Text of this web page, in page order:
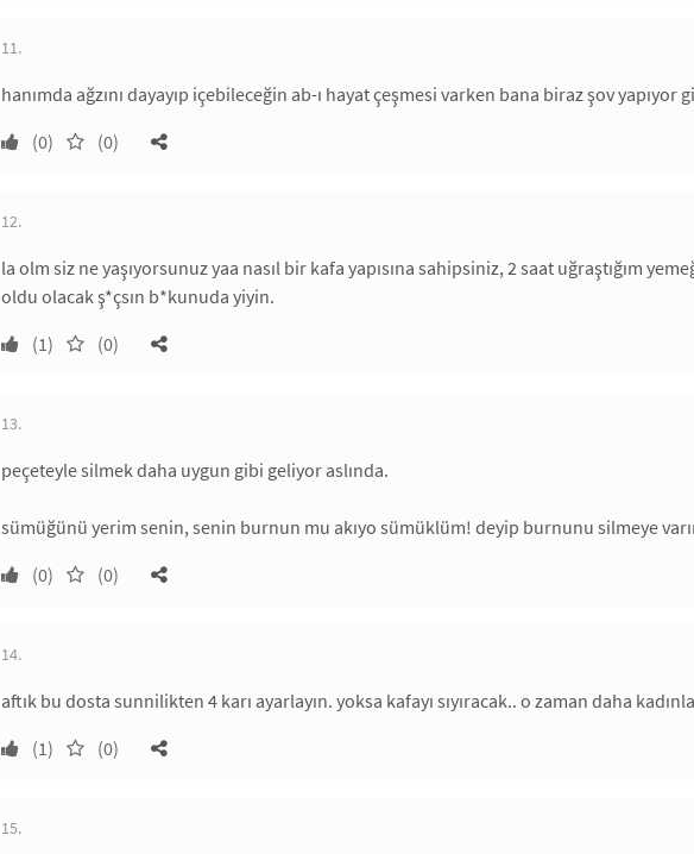
11.
hanımda ağzını dayayıp içebileceğin ab-ı hayat çeşmesi varken bana biraz şov yapıyor
(0)
(0)
12.
la olm siz ne yaşıyorsunuz yaa nasıl bir kafa yapısına sahipsiniz, 2 saat uğraştığım
oldu olacak ş*çsın b*kunuda yiyin.
(1)
(0)
13.
peçeteyle silmek daha uygun gibi geliyor aslında.
sümüğünü yerim senin, senin burnun mu akıyo sümüklüm! deyip burnunu silmeye
(0)
(0)
14.
aftık bu dosta sunnilikten 4 karı ayarlayın. yoksa kafayı sıyıracak.. o zaman daha
(1)
(0)
15.